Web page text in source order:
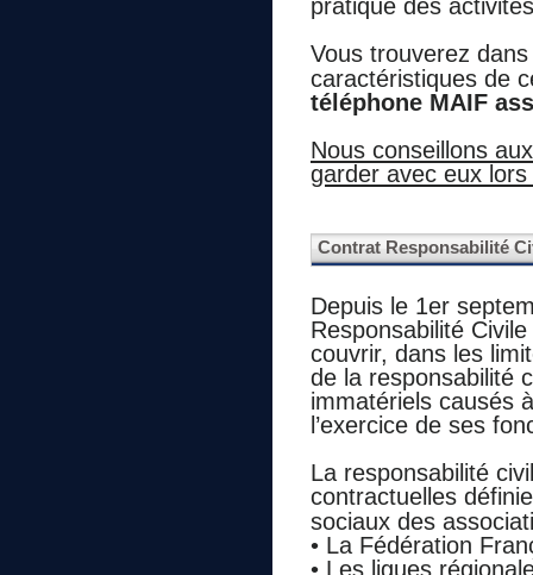
pratique des
Vous trouverez
caractéristiques de
téléphone MAIF
Nous conseillons
garder avec eux
Contrat Responsabilité
Depuis le 1er
Responsabilité
couvrir, dans les
de la responsabilité
immatériels causés
l’exercice de ses
La responsabilité
contractuelles
sociaux des
• La Fédération
• Les ligues